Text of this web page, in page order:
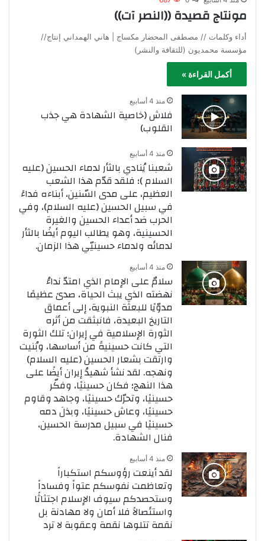
مونتاج قصيدة ((النصر آت))
أداء وكلمات // مصطفى المحضار مكساج | هاني الهمداني إنتاج//
مؤسسة محمديون (للثقافة والنشر)
أكمل القراءة »
منذ 4 أسابيع
فلاش (خاصية الشهادة هي جذب
القلوب)
منذ 4 أسابيع
شعبنا يُنادي بالثأر لدماء الحسين (عليه
السلام )؛ فلقد قدّم هذا الشعب
العظيم، على مدى السّنين، أبناءه فداءً
في سبيل الحسين (عليه السلام)، وفي
الحرب ضد أعداء الحسين والغيرة
الحسينية، وهو يطالب اليوم أيضًا بالثأر
لدمائه ولدماء حسينيّي هذا الزمان.
منذ 4 أسابيع
سلامٌ على الإمام الذي امتدّ نداءُ
نهضته الذي يبث الحياة، صدىً عظيمًا
مدوّيًا للبعثة النبوية، إلى أعماق
التاريخ البعيدة، فانبثقت من أثره
الثورة الإسلامية في إيران؛ تلك الثورة
التي كانت حسينيةً من أساسها، وبُنيت
وارتقت بشعار الحسين (عليه السلام)
ونهجه. لقد نشأ شهيدُ إيران أيضًا على
هذا النهج؛ فكان حسينيًا، وفكّر
حسينيًا، وتحرّك حسينيًا، وجاهد وقاوم
حسينيًا، وعاش حسينيًا، وبذلَ دمه
حسينيًا في سبيل مدرسة الحسين،
فنال الشهادة.
منذ 4 أسابيع
لقد أينعت رؤوسكم استكباراً
وتعاظمت نفوسكم عتواً وفساداً
وستحصدكم سيوف الإسلام اجتثاثًا
واستئصالاً فلا أمان ولا مهادنة بل
نقمة تتلوها نقمة وعقوبة لا ترد